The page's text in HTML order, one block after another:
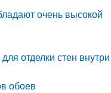
очень высокой
отделки стен внутри
обоев